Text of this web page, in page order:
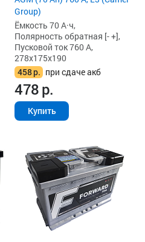
Group)
Ёмкость 70 А·ч,
Полярность обратная [- +],
Пусковой ток 760 А,
278x175x190
458р. при сдаче акб
478р.
Купить